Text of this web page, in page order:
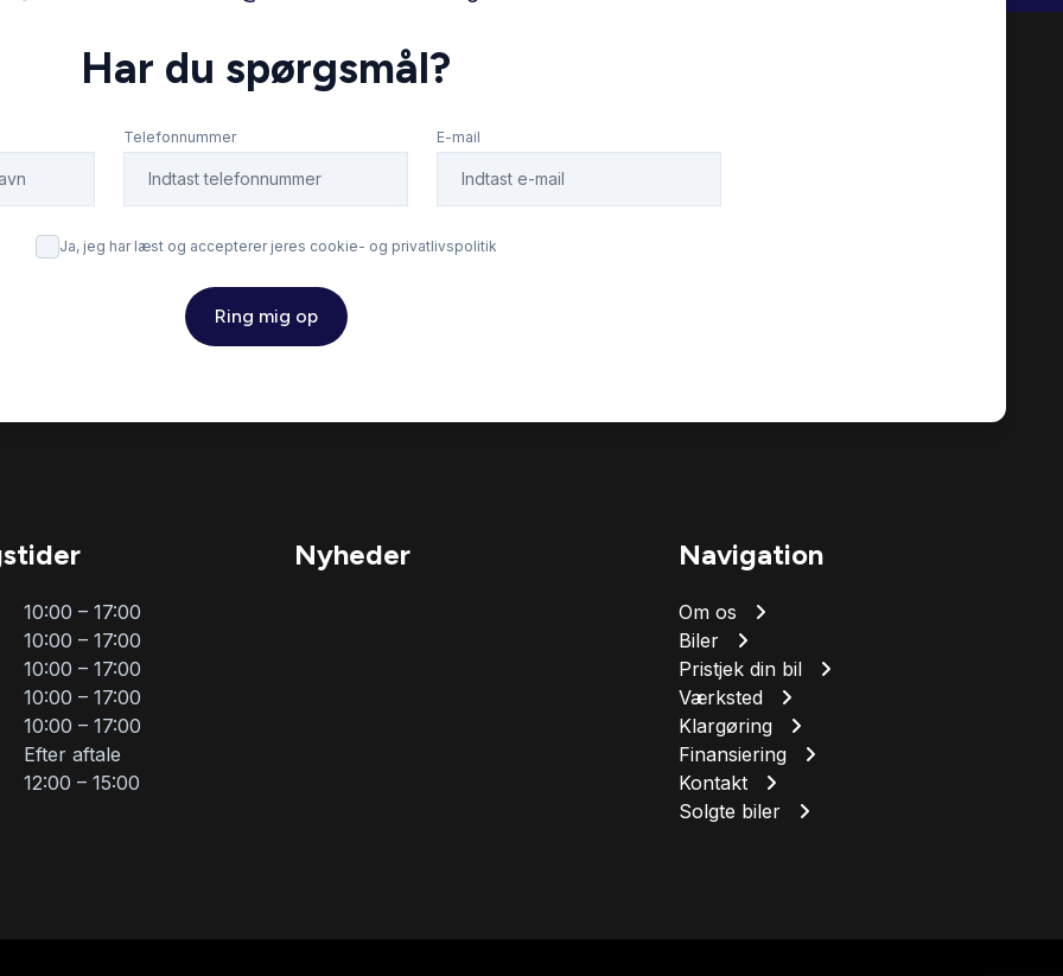
Har du spørgsmål?
Telefonnummer E-mail
Ja, jeg har læst og accepterer jeres cookie- og privatlivspolitik
Ring mig op
10:00 – 17:00
10:00 – 17:00
10:00 – 17:00
10:00 – 17:00
10:00 – 17:00
Efter aftale
12:00 – 15:00
Nyheder Navigation
Om os
Biler
Pristjek din bil
Værksted
Klargøring
Finansiering
Kontakt
Solgte biler